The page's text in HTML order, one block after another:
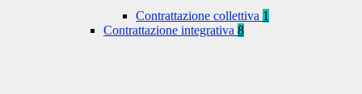
Contrattazione collettiva 1
Contrattazione integrativa 8